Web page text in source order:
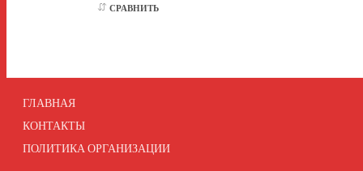
СРАВНИТЬ
ГЛАВНАЯ
КОНТАКТЫ
ПОЛИТИКА ОРГАНИЗАЦИИ